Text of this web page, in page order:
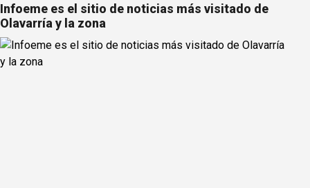
Infoeme es el sitio de noticias más visitado de
Olavarría y la zona